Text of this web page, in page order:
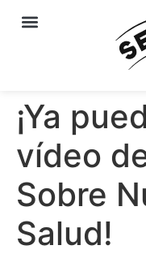
¡Ya
vídeo
Sobre
Salud!